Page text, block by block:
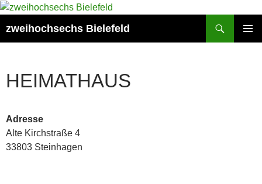
Zum
springen
zweihochsechs Bielefeld
HEIMATHAUS
Adresse
Alte Kirchstraße 4
33803 Steinhagen